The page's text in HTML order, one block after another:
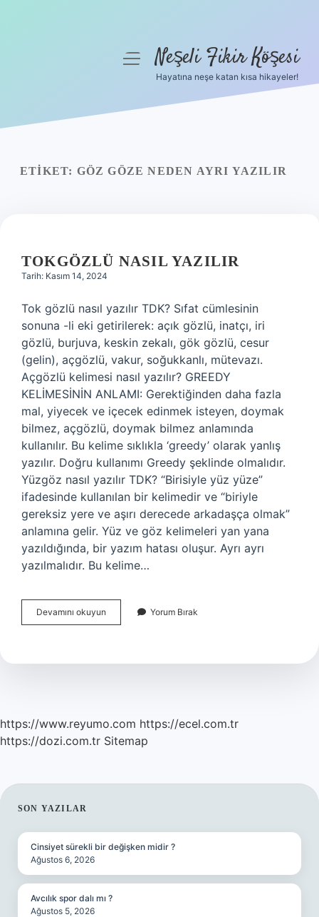
Yasal Uyarı
menüyüNeşeli Fikir Köşesi
Hayatına neşe katan kısa hikayeler!
ETIKET: GÖZ GÖZE NEDEN AYRI YAZILIR
TOKGÖZLÜ NASIL YAZILIR
Tarih: Kasım 14, 2024
Tok gözlü nasıl yazılır TDK? Sıfat cümlesinin
sonuna -li eki getirilerek: açık gözlü, inatçı, iri
gözlü, burjuva, keskin zekalı, gök gözlü, cesur
(gelin), açgözlü, vakur, soğukkanlı, mütevazı.
Açgözlü kelimesi nasıl yazılır? GREEDY
KELİMESİNİN ANLAMI: Gerektiğinden daha fazla
mal, yiyecek ve içecek edinmek isteyen, doymak
bilmez, açgözlü, doymak bilmez anlamında
kullanılır. Bu kelime sıklıkla ‘greedy’ olarak yanlış
yazılır. Doğru kullanımı Greedy şeklinde olmalıdır.
Yüzgöz nasıl yazılır TDK? “Birisiyle yüz yüze”
ifadesinde kullanılan bir kelimedir ve “biriyle
gereksiz yere ve aşırı derecede arkadaşça olmak”
anlamına gelir. Yüz ve göz kelimeleri yan yana
yazıldığında, bir yazım hatası oluşur. Ayrı ayrı
yazılmalıdır. Bu kelime…
Devamını okuyun Tokgözlü
Nasıl
Yorum Bırak
https://www.reyumo.com https://ecel.com.tr
https://dozi.com.tr Sitemap
SIDEBAR
SON YAZILAR
Cinsiyet sürekli bir değişken midir ?
Ağustos 6, 2026
Avcılık spor dalı mı ?
Ağustos 5, 2026